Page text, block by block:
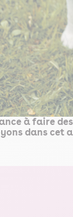
à faire
dans cet